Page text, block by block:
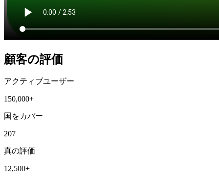
顧客の評価
アクティブユーザー
150,000+
国をカバー
207
真の評価
12,500+